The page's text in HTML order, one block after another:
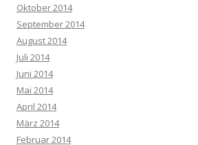
Oktober 2014
September 2014
August 2014
Juli 2014
Juni 2014
Mai 2014
April 2014
März 2014
Februar 2014